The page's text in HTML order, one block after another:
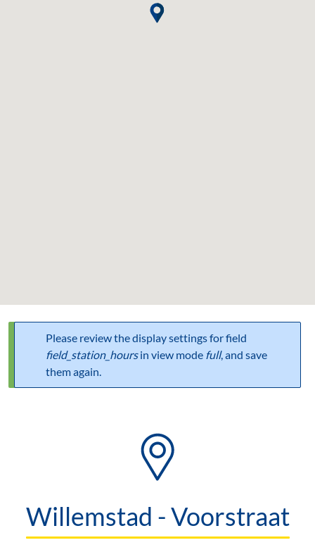
Statusbericht
Please review the display settings for field
field_station_hoursin view mode full, and save
them again.
Willemstad - Voorstraat